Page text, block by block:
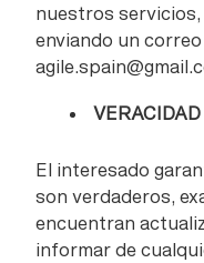
nuestros servicios,
enviando un
VERACIDAD
El interesado
son verdaderos,
encuentran
informar de